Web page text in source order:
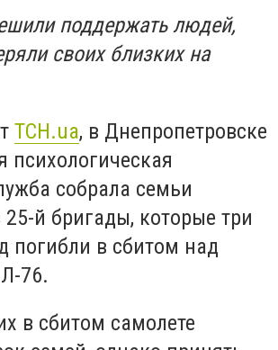
поддержать людей,
своих близких на
ТСН.ua, в Днепропетровске
психологическая
собрала семьи
й бригады, которые три
погибли в сбитом над
76.
в сбитом самолете